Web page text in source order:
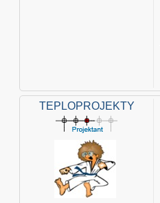
TEPLOPROJEKTY